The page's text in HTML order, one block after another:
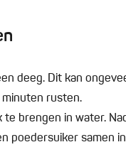
deeg. Dit kan
rusten.
te brengen in water.
poedersuiker samen